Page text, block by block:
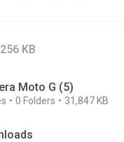
KB
Moto G (5)
0 Folders 31,847 KB